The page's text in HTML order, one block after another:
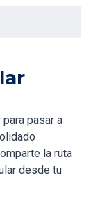
pasar a
la ruta
desde tu